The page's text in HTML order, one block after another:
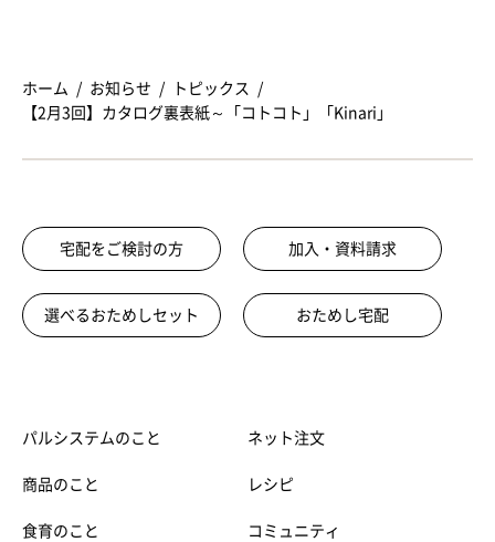
ホーム お知らせ
トピックス
【2月3回】カタログ裏表紙～「コトコト」「Kinari」
宅配をご検討の方 加入・資料請求
選べるおためしセット おためし宅配
パルシステムのこと
商品のこと
食育のこと
ネット注文
レシピ
コミュニティ